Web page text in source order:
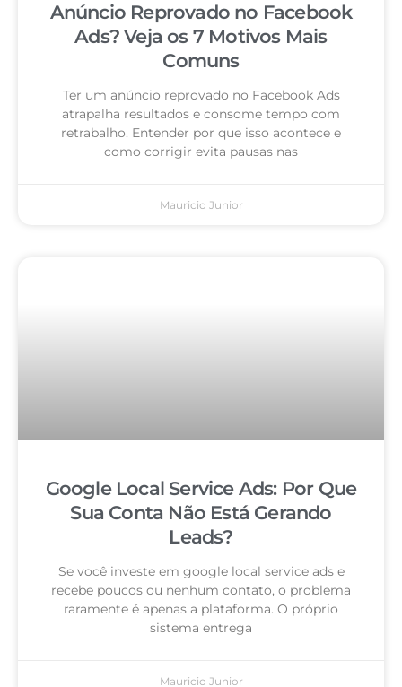
Anúncio Reprovado no Facebook
Ads? Veja os 7 Motivos Mais
Comuns
Ter um anúncio reprovado no Facebook Ads
atrapalha resultados e consome tempo com
retrabalho. Entender por que isso acontece e
como corrigir evita pausas nas
Mauricio Junior
Google Local Service Ads: Por Que
Sua Conta Não Está Gerando
Leads?
Se você investe em google local service ads e
recebe poucos ou nenhum contato, o problema
raramente é apenas a plataforma. O próprio
sistema entrega
Mauricio Junior